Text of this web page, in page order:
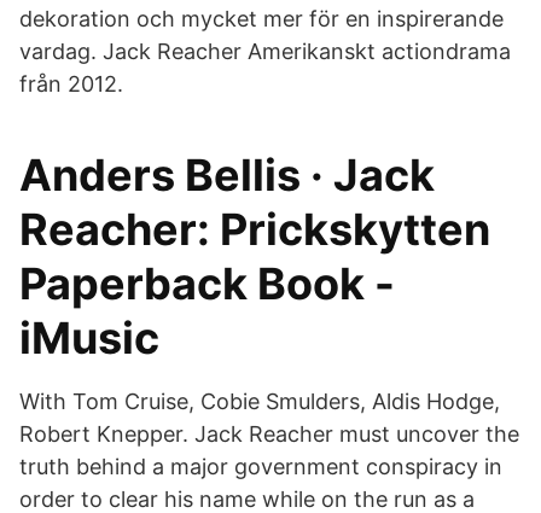
dekoration och mycket mer för en inspirerande
vardag. Jack Reacher Amerikanskt actiondrama
från 2012.
Anders Bellis · Jack
Reacher: Prickskytten
Paperback Book -
iMusic
With Tom Cruise, Cobie Smulders, Aldis Hodge,
Robert Knepper. Jack Reacher must uncover the
truth behind a major government conspiracy in
order to clear his name while on the run as a